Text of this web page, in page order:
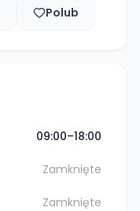
Polub
09:00–18:00
Zamknięte
Zamknięte